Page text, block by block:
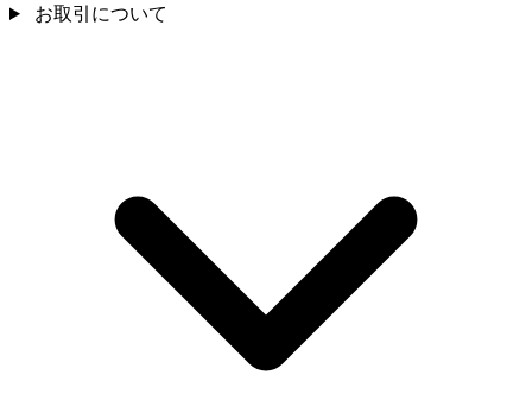
お取引について